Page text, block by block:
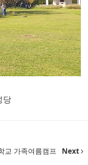
당
교 가족여름캠프
Next